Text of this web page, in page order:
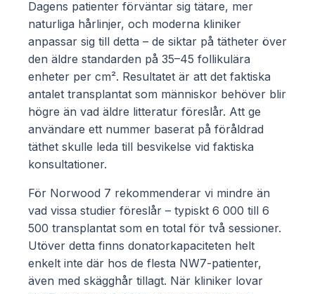
Dagens patienter förväntar sig tätare, mer
naturliga hårlinjer, och moderna kliniker
anpassar sig till detta – de siktar på tätheter över
den äldre standarden på 35–45 follikulära
enheter per cm². Resultatet är att det faktiska
antalet transplantat som människor behöver blir
högre än vad äldre litteratur föreslår. Att ge
användare ett nummer baserat på föråldrad
täthet skulle leda till besvikelse vid faktiska
konsultationer.
För Norwood 7 rekommenderar vi mindre än
vad vissa studier föreslår – typiskt 6 000 till 6
500 transplantat som en total för två sessioner.
Utöver detta finns donatorkapaciteten helt
enkelt inte där hos de flesta NW7-patienter,
även med skägghår tillagt. När kliniker lovar